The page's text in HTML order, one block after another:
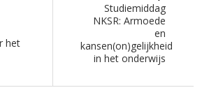
het
Studiemiddag
NKSR: Armoede
en
kansen(on)gelijkheid
in het onderwijs